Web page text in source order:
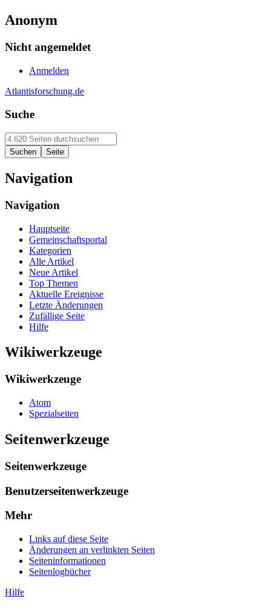
Anonym
Nicht angemeldet
Anmelden
Atlantisforschung.de
Suche
Navigation
Navigation
Hauptseite
Gemeinschaftsportal
Kategorien
Alle Artikel
Neue Artikel
Top Themen
Aktuelle Ereignisse
Letzte Änderungen
Zufällige Seite
Hilfe
Wikiwerkzeuge
Wikiwerkzeuge
Atom
Spezialseiten
Seitenwerkzeuge
Seitenwerkzeuge
Benutzerseitenwerkzeuge
Mehr
Links auf diese Seite
Änderungen an verlinkten Seiten
Seiten­informationen
Seitenlogbücher
Hilfe